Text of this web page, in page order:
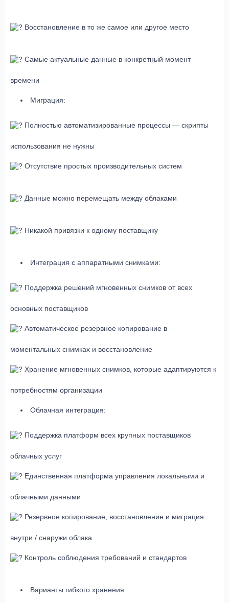
Восстановление в то же самое или другое место
Самые актуальные данные в конкретный момент
времени
Миграция:
Полностью автоматизированные процессы — скрипты
использования не нужны
Отсутствие простых производительных систем
Данные можно перемещать между облаками
Никакой привязки к одному поставщику
Интеграция с аппаратными снимками:
Поддержка решений мгновенных снимков от всех
основных поставщиков
Автоматическое резервное копирование в
моментальных снимках и восстановление
Хранение мгновенных снимков, которые адаптируются к
потребностям организации
Облачная интеграция:
Поддержка платформ всех крупных поставщиков
облачных услуг
Единственная платформа управления локальными и
облачными данными
Резервное копирование, восстановление и миграция
внутри / снаружи облака
Контроль соблюдения требований и стандартов
Варианты гибкого хранения